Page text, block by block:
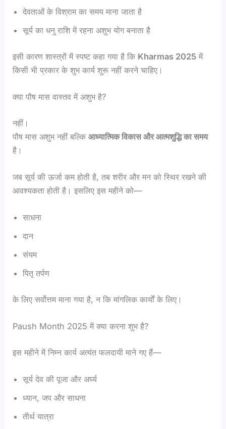
देवताओं के विश्राम का समय माना जाता है
सूर्य का धनु राशि में रहना अशुभ योग बनाता है
इसी कारण शास्त्रों में स्पष्ट कहा गया है कि Kharmas 2025 में
किसी भी प्रकार के शुभ कार्य शुरू नहीं करने चाहिए।
क्या पौष मास वास्तव में अशुभ है?
नहीं।
पौष मास अशुभ नहीं बल्किआध्यात्मिक विकास और आत्मशुद्धि का समय
है।
जब सूर्य की ऊर्जा कम होती है, तब शरीर और मन को स्थिर रखने की
आवश्यकता होती है। इसलिए इस महीने को—
साधना
दान
संयम
पितृ तर्पण
के लिए सर्वोत्तम माना गया है, न कि मांगलिक कार्यों के लिए।
Paush Month 2025 में क्या करना शुभ है?
इस महीने में निम्न कार्य अत्यंत फलदायी माने गए हैं—
सूर्य देव की पूजा और अर्घ्य
ध्यान, जप और साधना
तीर्थ यात्रा